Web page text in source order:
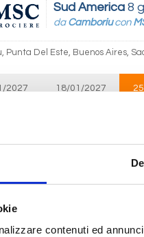
contenuti ed
Sud America 8
da Camboriucon
Punta Del Este, Buenos Aires,
2027
18/01/2027
8
Rio De Janeiro, Buzios, Ilha